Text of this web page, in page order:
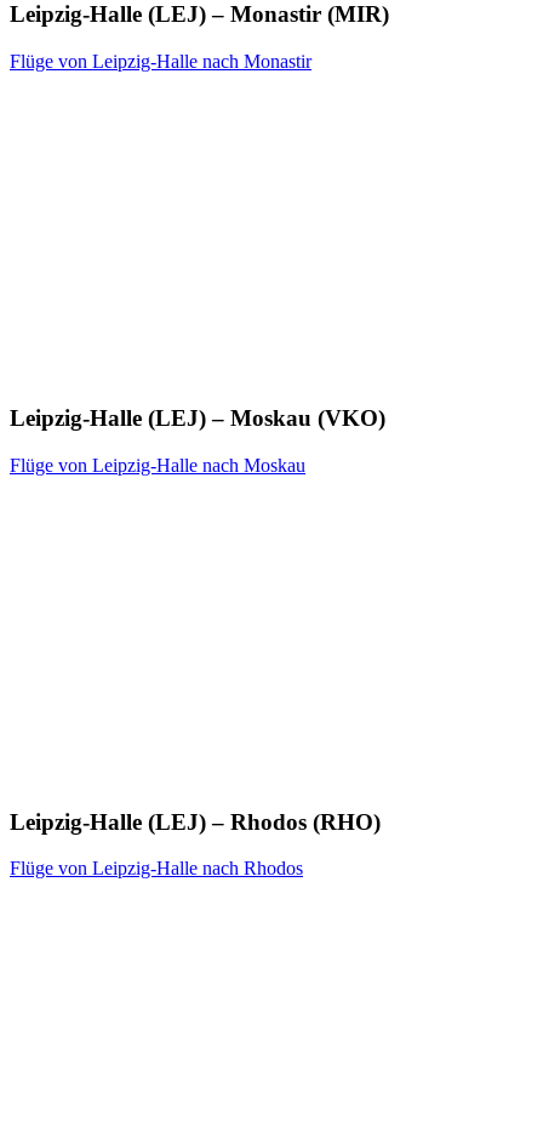
Leipzig-Halle (LEJ) – Monastir (MIR)
Flüge von Leipzig-Halle nach Monastir
Leipzig-Halle (LEJ) – Moskau (VKO)
Flüge von Leipzig-Halle nach Moskau
Leipzig-Halle (LEJ) – Rhodos (RHO)
Flüge von Leipzig-Halle nach Rhodos